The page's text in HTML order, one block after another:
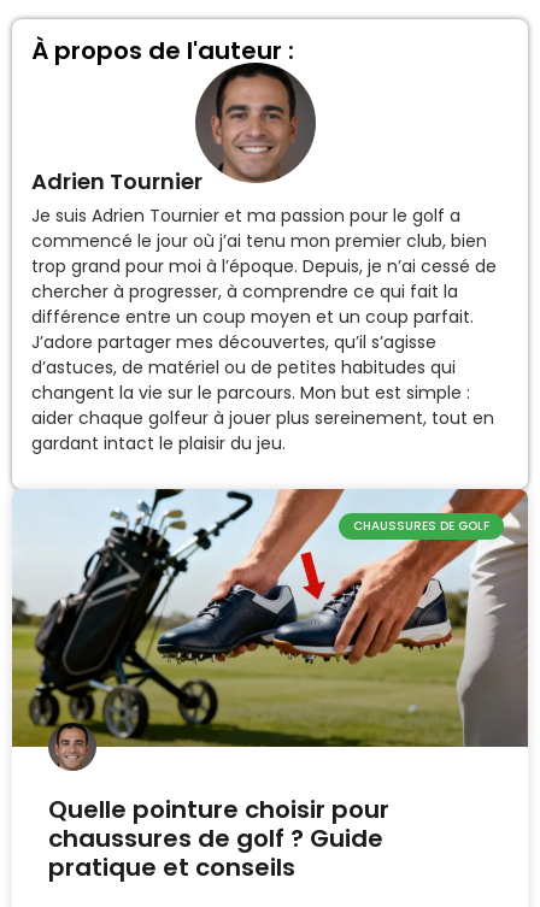
À propos de l'auteur :
Adrien Tournier
Je suis Adrien Tournier et ma passion pour le golf a
commencé le jour où j’ai tenu mon premier club, bien
trop grand pour moi à l’époque. Depuis, je n’ai cessé de
chercher à progresser, à comprendre ce qui fait la
différence entre un coup moyen et un coup parfait.
J’adore partager mes découvertes, qu’il s’agisse
d’astuces, de matériel ou de petites habitudes qui
changent la vie sur le parcours. Mon but est simple :
aider chaque golfeur à jouer plus sereinement, tout en
gardant intact le plaisir du jeu.
CHAUSSURES DE GOLF
Quelle pointure choisir pour
chaussures de golf ? Guide
pratique et conseils